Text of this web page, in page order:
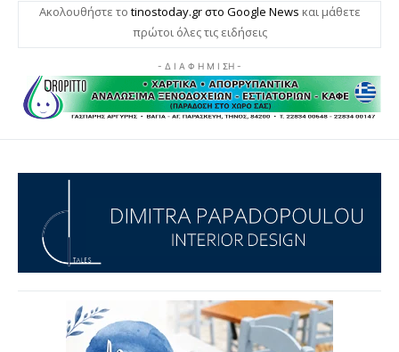
Ακολουθήστε το tinostoday.gr στο Google News και μάθετε
πρώτοι όλες τις ειδήσεις
- Δ Ι Α Φ Η Μ Ι ΣΗ -